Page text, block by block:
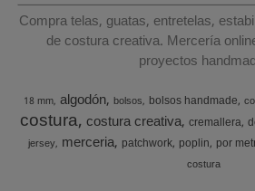
Compra telas, guatas, entretelas,
de costura creativa. Mercería
proyectos
18 mm algodón bolsos bolsos handmade
costura costura creativa cremallera
jersey merceria patchwork poplin por
costura